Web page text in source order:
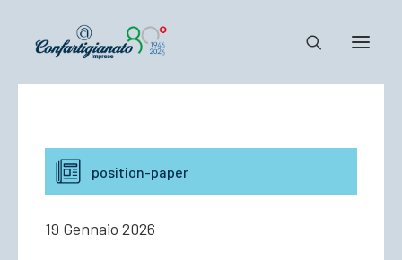
Confartigianato
position-paper
19 Gennaio 2026